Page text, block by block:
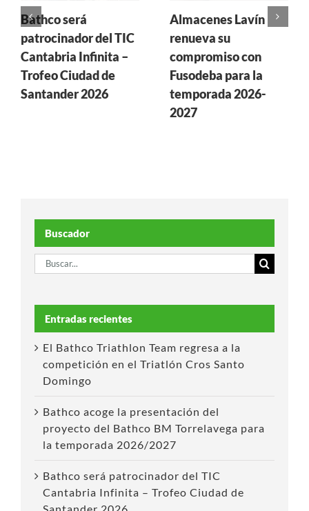
Bathco será
patrocinador del TIC
Cantabria Infinita –
Trofeo Ciudad de
Santander 2026
Almacenes Lavín
renueva su
compromiso con
Fusodeba para la
temporada 2026-
2027
Buscador
Buscar:
Entradas recientes
El Bathco Triathlon Team regresa a la
competición en el Triatlón Cros Santo
Domingo
Bathco acoge la presentación del
proyecto del Bathco BM Torrelavega para
la temporada 2026/2027
Bathco será patrocinador del TIC
Cantabria Infinita – Trofeo Ciudad de